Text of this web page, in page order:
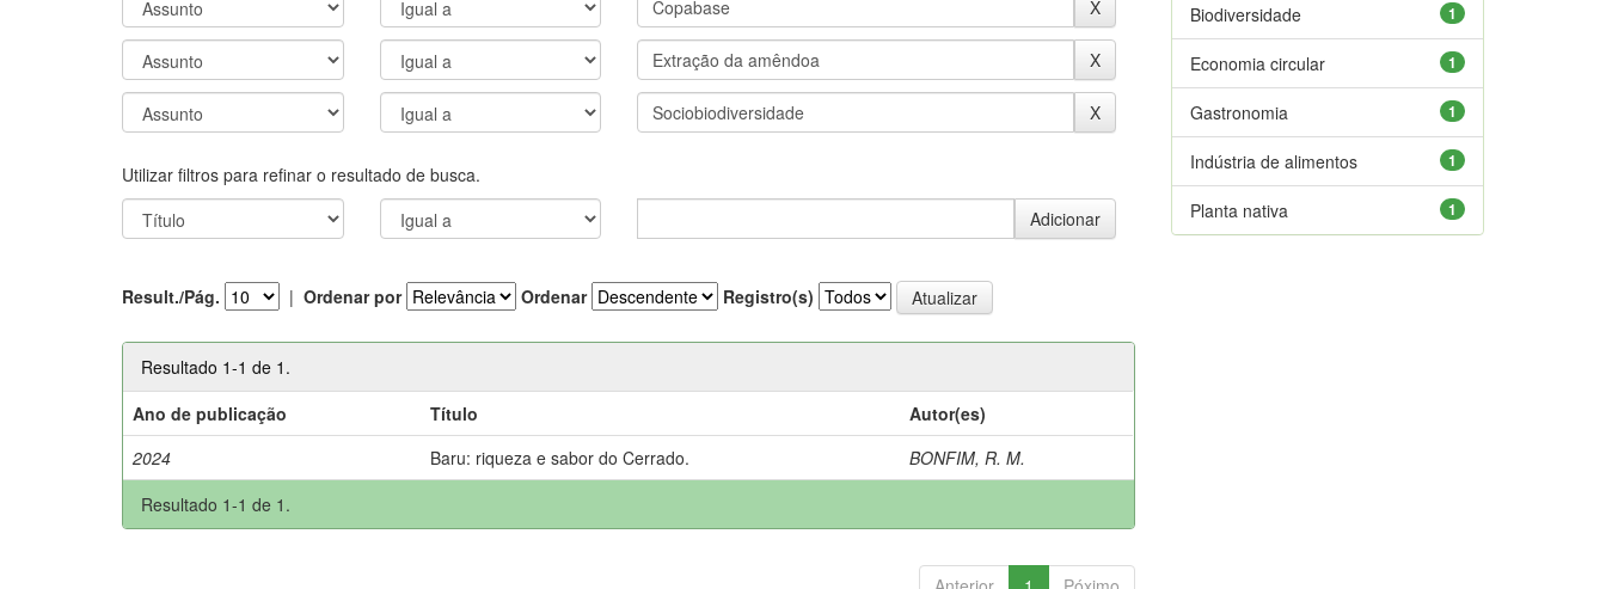
Utilizar filtros para refinar o resultado de busca.
Result./Pág. | Ordenar por Ordenar Registro(s)
Resultado 1-1 de 1.
Ano de publicação
Título
Autor(es)
2024
Baru: riqueza e sabor do Cerrado.
BONFIM, R. M.
Resultado 1-1 de 1.
1
Biodiversidade
1
Economia circular
1
Gastronomia
1
Indústria de alimentos
1
Planta nativa